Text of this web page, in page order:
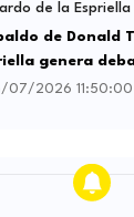
de la Espriella
de Donald
genera
07/2026 11:50:00